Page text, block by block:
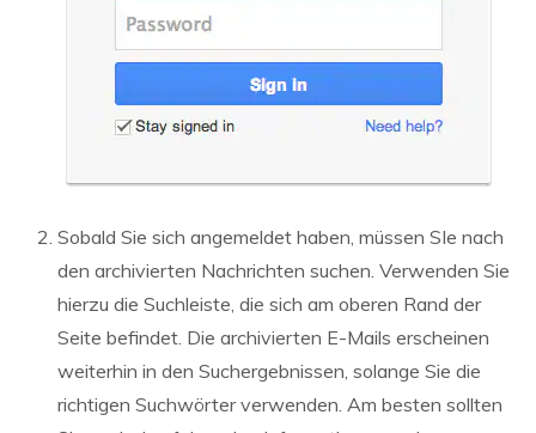
Sobald Sie sich angemeldet haben, müssen SIe nach
den archivierten Nachrichten suchen. Verwenden Sie
hierzu die Suchleiste, die sich am oberen Rand der
Seite befindet. Die archivierten E-Mails erscheinen
weiterhin in den Suchergebnissen, solange Sie die
richtigen Suchwörter verwenden. Am besten sollten